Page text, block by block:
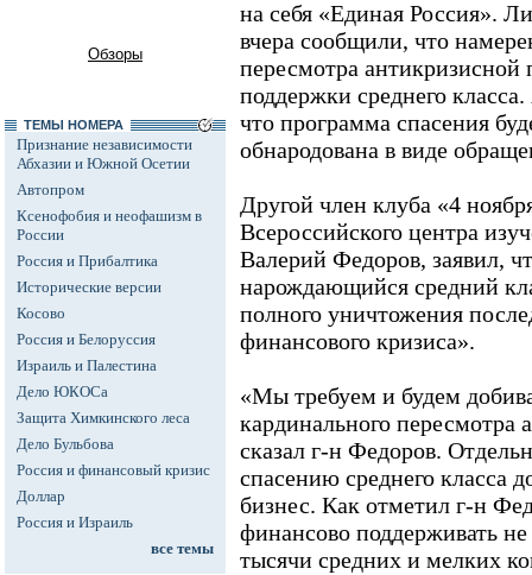
Обзоры
ТЕМЫ НОМЕРА
Признание независимости
Абхазии и Южной Осетии
Автопром
Ксенофобия и неофашизм в
России
Россия и Прибалтика
Исторические версии
Косово
Россия и Белоруссия
Израиль и Палестина
Дело ЮКОСа
Защита Химкинского леса
Дело Бульбова
Россия и финансовый кризис
Доллар
Россия и Израиль
все темы
на себя «Единая Россия».
вчера сообщили, что
пересмотра антикризисной
поддержки среднего
что программа спасения
обнародована в виде
Другой член клуба «4
Всероссийского центра
Валерий Федоров, заявил,
нарождающийся средний
полного уничтожения
финансового кризиса».
«Мы требуем и будем
кардинального пересмотра
сказал г-н Федоров.
спасению среднего класса
бизнес. Как отметил г-н
финансово поддерживать
тысячи средних и мелких